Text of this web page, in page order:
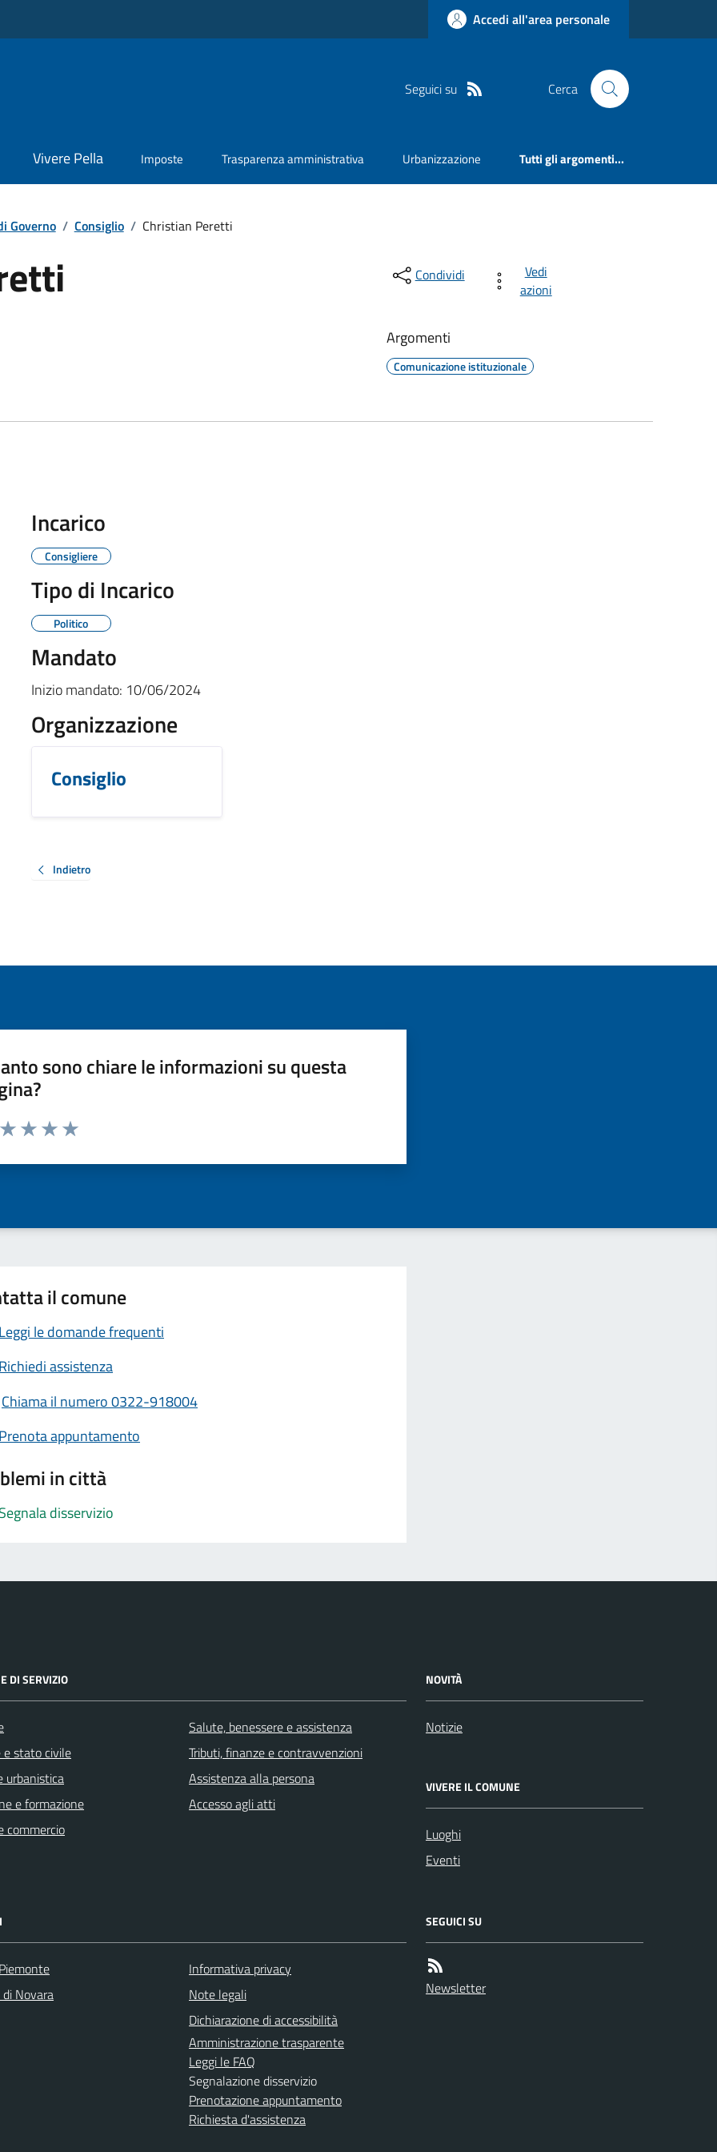
Accedi all'area personale
Seguici su Cerca
Vivere Pella Imposte Trasparenza amministrativa Urbanizzazione Tutti gli argomenti...
Governo / Consiglio / Christian Peretti
Condividi
Vedi
azioni
Argomenti
Comunicazione istituzionale
Incarico
Consigliere
Tipo di Incarico
Politico
Mandato
Inizio mandato: 10/06/2024
Organizzazione
Consiglio
Indietro
sono chiare le informazioni su questa
da 1 a 5 stelle la pagina
il comune
le domande frequenti
assistenza
Chiama il numero 0322-918004
appuntamento
in città
disservizio
DI SERVIZIO
e stato civile
urbanistica
e formazione
commercio
Salute, benessere e assistenza
Tributi, finanze e contravvenzioni
Assistenza alla persona
Accesso agli atti
NOVITÀ
Notizie
VIVERE IL COMUNE
Luoghi
Eventi
Novara
Informativa privacy
Note legali
Dichiarazione di accessibilità
Amministrazione trasparente
Leggi le FAQ
Segnalazione disservizio
Prenotazione appuntamento
Richiesta d'assistenza
SEGUICI SU
Newsletter